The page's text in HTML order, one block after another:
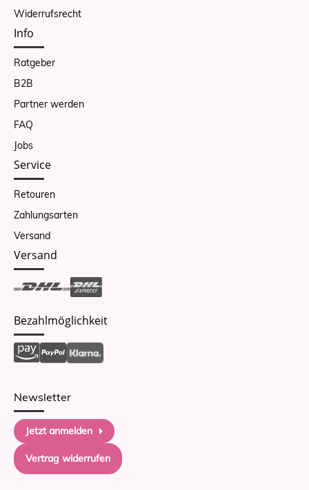
Widerrufsrecht
Info
Ratgeber
B2B
Partner werden
FAQ
Jobs
Service
Retouren
Zahlungsarten
Versand
Versand
Bezahlmöglichkeit
Newsletter
Jetzt anmelden
Vertrag widerrufen